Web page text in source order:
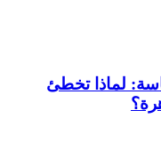
لماذا تخطئ